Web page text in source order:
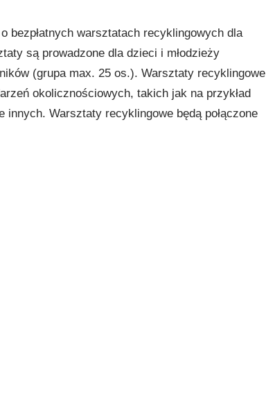
bezpłatnych warsztatach recyklingowych dla
są prowadzone dla dzieci i młodzieży
(grupa max. 25 os.). Warsztaty recyklingowe
okolicznościowych, takich jak na przykład
Warsztaty recyklingowe będą połączone